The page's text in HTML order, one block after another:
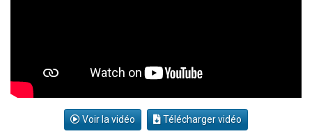
Voir la vidéo Télécharger vidéo